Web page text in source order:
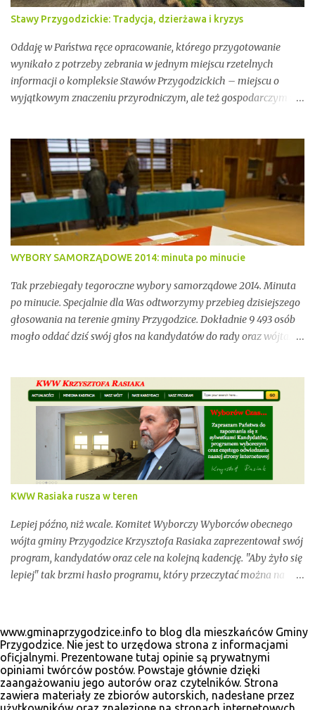
Stawy Przygodzickie: Tradycja, dzierżawa i kryzys
Oddaję w Państwa ręce opracowanie, którego przygotowanie
wynikało z potrzeby zebrania w jednym miejscu rzetelnych
informacji o kompleksie Stawów Przygodzickich – miejscu o
wyjątkowym znaczeniu przyrodniczym, ale też gospodarczym i
elementem ekosystemu Doliny Baryczy. W ostatnich latach stały
się jednak również przedmiotem konfliktów, napięć i realnych
zagrożeń związanych z brakiem ciągłości dzierżawy oraz
niewystarczającym wsparciem instytucjonalnym.
WYBORY SAMORZĄDOWE 2014: minuta po minucie
Tak przebiegały tegoroczne wybory samorządowe 2014. Minuta
po minucie. Specjalnie dla Was odtworzymy przebieg dzisiejszego
głosowania na terenie gminy Przygodzice. Dokładnie 9 493 osób
mogło oddać dziś swój głos na kandydatów do rady oraz wójta.
uważać. Incydentów podczas głosowania nie brakowało.
Wszystko zawarte zostanie w poniższym kalendarium.
Zaczynamy! Wystarczy, że odświeżysz stronę, a kolejne newsy
pojawią się w tym poście. Pozostańmy w stałym kontakcie.
KWW Rasiaka rusza w teren
Lepiej późno, niż wcale. Komitet Wyborczy Wyborców obecnego
wójta gminy Przygodzice Krzysztofa Rasiaka zaprezentował swój
program, kandydatów oraz cele na kolejną kadencję. "Aby żyło się
lepiej" tak brzmi hasło programu, który przeczytać można na
mijającej kadencji 2010-2014, wcześniej był członkiem zarządu
powiatu ostrowskiego i wicestarostą. Wśród kandydatów na
radnych gminnych zobaczyć wiele dobrze znanych postaci, ale
także nowe twarze. Poniżej materiały wyborcze, które udało nam
się zebrać.
www.gminaprzygodzice.info to blog dla mieszkańców Gminy
Przygodzice. Nie jest to urzędowa strona z informacjami
oficjalnymi. Prezentowane tutaj opinie są prywatnymi
opiniami twórców postów. Powstaje głównie dzięki
zaangażowaniu jego autorów oraz czytelników. Strona
zawiera materiały ze zbiorów autorskich, nadesłane przez